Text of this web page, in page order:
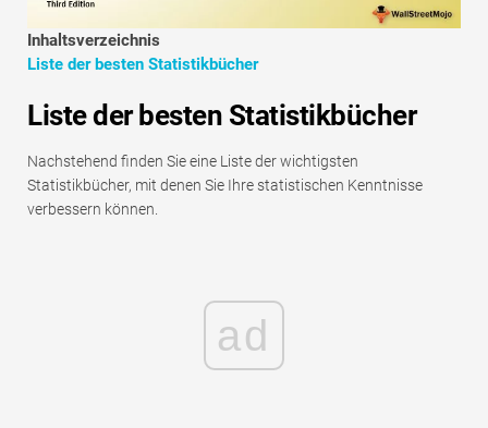
Vollständige Form
Risikomanagement-Tutorials
Inhaltsverzeichnis
Liste der besten Statistikbücher
Liste der besten Statistikbücher
Nachstehend finden Sie eine Liste der wichtigsten
Statistikbücher, mit denen Sie Ihre statistischen Kenntnisse
verbessern können.
ad